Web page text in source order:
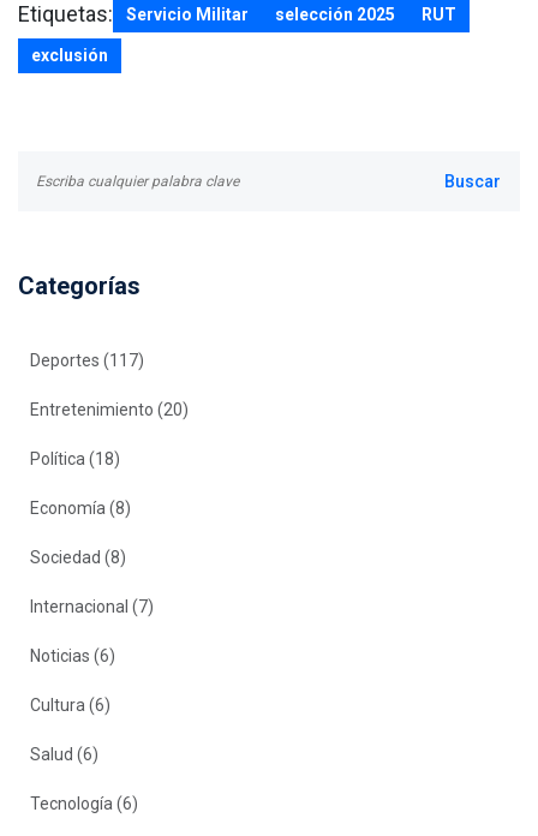
Etiquetas: Servicio Militar selección 2025 RUT
exclusión
Categorías
Deportes (117)
Entretenimiento (20)
Política (18)
Economía (8)
Sociedad (8)
Internacional (7)
Noticias (6)
Cultura (6)
Salud (6)
Tecnología (6)